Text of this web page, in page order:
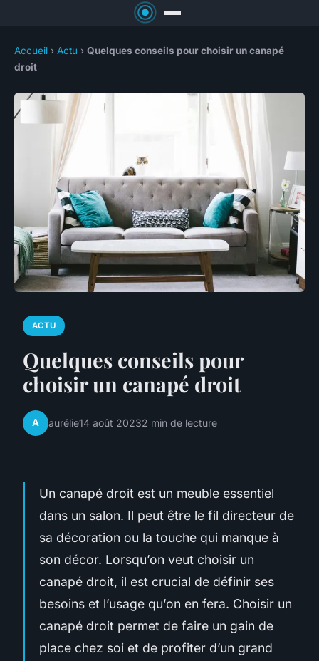
Accueil › Actu › Quelques conseils pour choisir un canapé
droit
ACTU
Quelques conseils pour
choisir un canapé droit
A aurélie14 août 20232 min de lecture
Un canapé droit est un meuble essentiel
dans un salon. Il peut être le fil directeur de
sa décoration ou la touche qui manque à
son décor. Lorsqu’on veut choisir un
canapé droit, il est crucial de définir ses
besoins et l’usage qu’on en fera. Choisir un
canapé droit permet de faire un gain de
place chez soi et de profiter d’un grand